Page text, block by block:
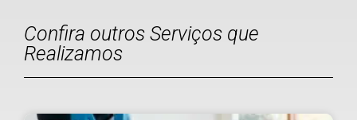
Confira outros Serviços que
Realizamos